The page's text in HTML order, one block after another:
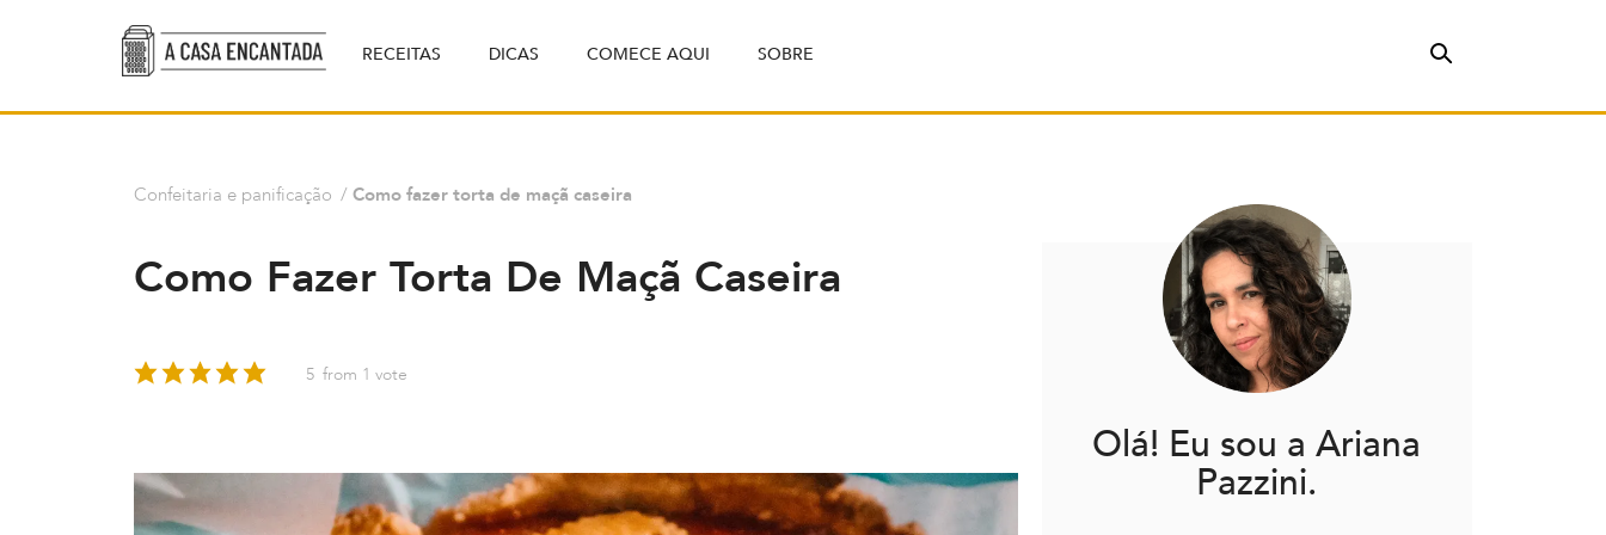
RECEITAS DICAS COMECE AQUI SOBRE
Confeitaria e panificação / Como fazer torta de maçã caseira
Como Fazer Torta De Maçã Caseira
5 from 1 vote
Olá! Eu sou a Ariana
Pazzini.